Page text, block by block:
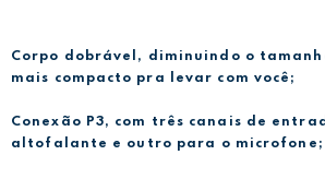
Corpo dobrável, diminuindo o
mais compacto pra levar com você;
Conexão P3, com três canais de
altofalante e outro para o microfone;